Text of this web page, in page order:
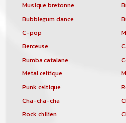
Musique bretonne
Bubblegum dance
C-pop
Berceuse
Rumba catalane
Metal celtique
Punk celtique
Cha-cha-cha
Rock chilien